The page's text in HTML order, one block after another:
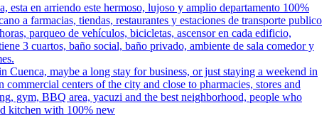
en arriendo este hermoso, lujoso y amplio departamento 100%
a farmacias, tiendas, restaurantes y estaciones de transporte publico
parqueo de vehículos, bicicletas, ascensor en cada edificio,
3 cuartos, baño social, baño privado, ambiente de sala comedor y
maybe a long stay for business, or just staying a weekend in
centers of the city and close to pharmacies, stores and
gym, BBQ area, yacuzi and the best neighborhood, people who
kitchen with 100% new